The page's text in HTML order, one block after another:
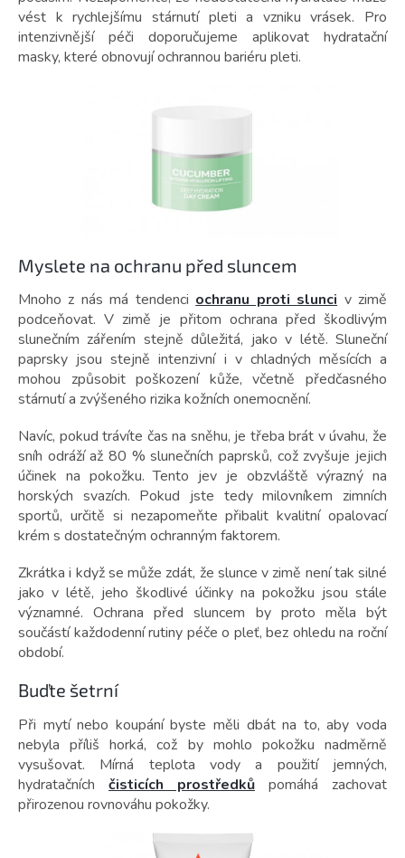
vést k rychlejšímu stárnutí pleti a vzniku vrásek. Pro
intenzivnější péči doporučujeme aplikovat hydratační
masky, které obnovují ochrannou bariéru pleti.
Myslete na ochranu před sluncem
Mnoho z nás má tendenci ochranu proti slunci v zimě
podceňovat. V zimě je přitom ochrana před škodlivým
slunečním zářením stejně důležitá, jako v létě. Sluneční
paprsky jsou stejně intenzivní i v chladných měsících a
mohou způsobit poškození kůže, včetně předčasného
stárnutí a zvýšeného rizika kožních onemocnění.
Navíc, pokud trávíte čas na sněhu, je třeba brát v úvahu, že
sníh odráží až 80 % slunečních paprsků, což zvyšuje jejich
účinek na pokožku. Tento jev je obzvláště výrazný na
horských svazích. Pokud jste tedy milovníkem zimních
sportů, určitě si nezapomeňte přibalit kvalitní opalovací
krém s dostatečným ochranným faktorem.
Zkrátka i když se může zdát, že slunce v zimě není tak silné
jako v létě, jeho škodlivé účinky na pokožku jsou stále
významné. Ochrana před sluncem by proto měla být
součástí každodenní rutiny péče o pleť, bez ohledu na roční
období.
Buďte šetrní
Při mytí nebo koupání byste měli dbát na to, aby voda
nebyla příliš horká, což by mohlo pokožku nadměrně
vysušovat. Mírná teplota vody a použití jemných,
hydratačních čisticích prostředků pomáhá zachovat
přirozenou rovnováhu pokožky.